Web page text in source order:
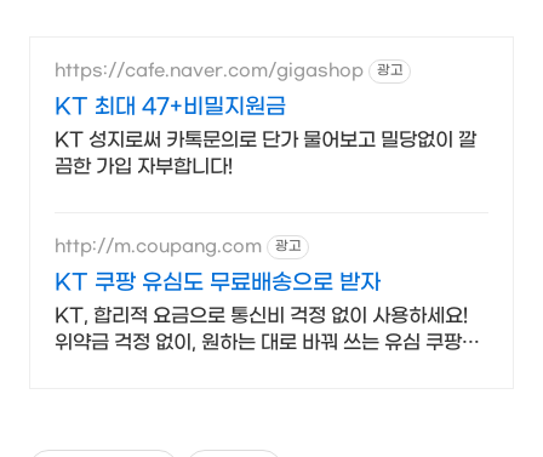
https://cafe.naver.com/gigashop 광고
KT 최대 47+비밀지원금
KT 성지로써 카톡문의로 단가 물어보고 밀당없이 깔
끔한 가입 자부합니다!
http://m.coupang.com 광고
KT 쿠팡 유심도 무료배송으로 받자
KT, 합리적 요금으로 통신비 걱정 없이 사용하세요!
위약금 걱정 없이, 원하는 대로 바꿔 쓰는 유심 쿠팡에